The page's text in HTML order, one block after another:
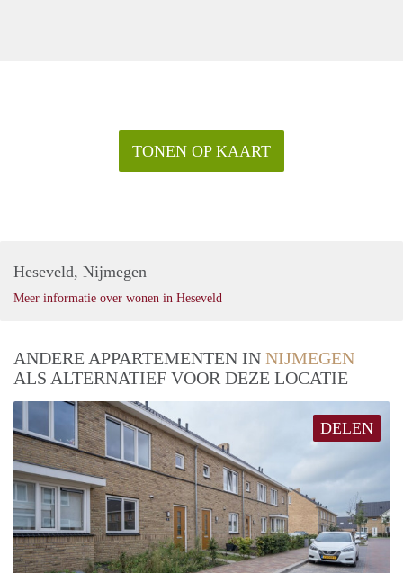
TONEN OP KAART
Heseveld, Nijmegen
Meer informatie over wonen in Heseveld
ANDERE APPARTEMENTEN IN NIJMEGEN
ALS ALTERNATIEF VOOR DEZE LOCATIE
DELEN